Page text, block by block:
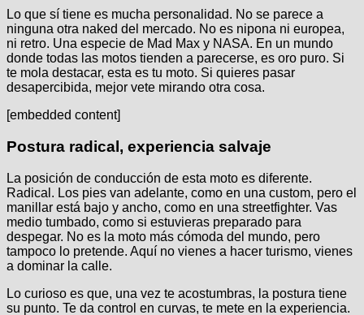
Lo que sí tiene es mucha personalidad. No se parece a
ninguna otra naked del mercado. No es nipona ni europea,
ni retro. Una especie de Mad Max y NASA. En un mundo
donde todas las motos tienden a parecerse, es oro puro. Si
te mola destacar, esta es tu moto. Si quieres pasar
desapercibida, mejor vete mirando otra cosa.
[embedded content]
Postura radical, experiencia salvaje
La posición de conducción de esta moto es diferente.
Radical. Los pies van adelante, como en una custom, pero el
manillar está bajo y ancho, como en una streetfighter. Vas
medio tumbado, como si estuvieras preparado para
despegar. No es la moto más cómoda del mundo, pero
tampoco lo pretende. Aquí no vienes a hacer turismo, vienes
a dominar la calle.
Lo curioso es que, una vez te acostumbras, la postura tiene
su punto. Te da control en curvas, te mete en la experiencia.